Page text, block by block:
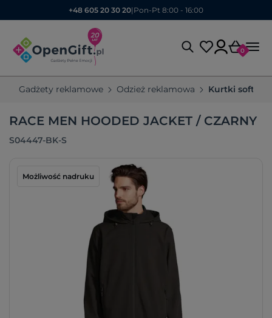
+48 605 20 30 20| Pon-Pt 8:00 - 16:00
0
Gadżety reklamowe Odzież reklamowa Kurtki
RACE MEN HOODED JACKET / CZARNY
S04447-BK-S
Możliwość nadruku